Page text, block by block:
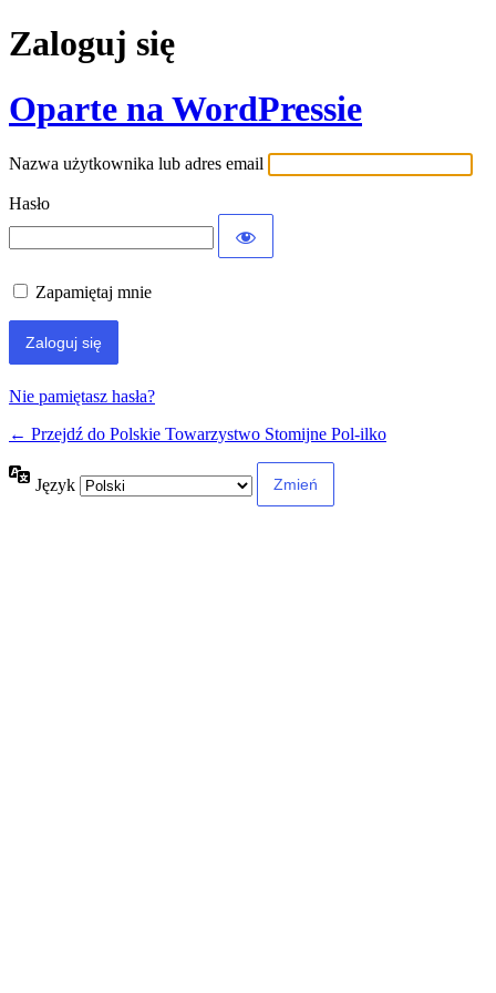
Zaloguj się
Oparte na WordPressie
Nazwa użytkownika lub adres email
Hasło
Zapamiętaj mnie
Nie pamiętasz hasła?
← Przejdź do Polskie Towarzystwo Stomijne Pol-ilko
Język